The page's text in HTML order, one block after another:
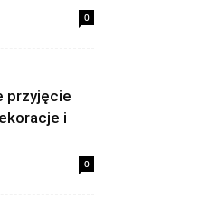
0
przyjęcie
i
0